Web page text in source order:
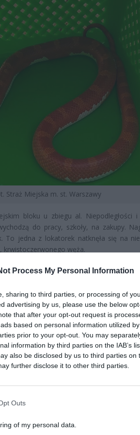
Process My Personal Information
sharing to third parties, or processing of
advertising by us, please use the below
that after your opt-out request is
based on personal information utilized
prior to your opt-out. You may
information by third parties on the IAB’s
also be disclosed by us to third parties on
further disclose it to other third parties.
Outs
of my personal data.
Straż Miejska m. st. Warszawy
bloku u zbiegu al. Niepodległości i
do pracy, szkoły, na zakupy.
To jedna z lokatorek natknęła się na
krwistoczerwonego węża.
ad